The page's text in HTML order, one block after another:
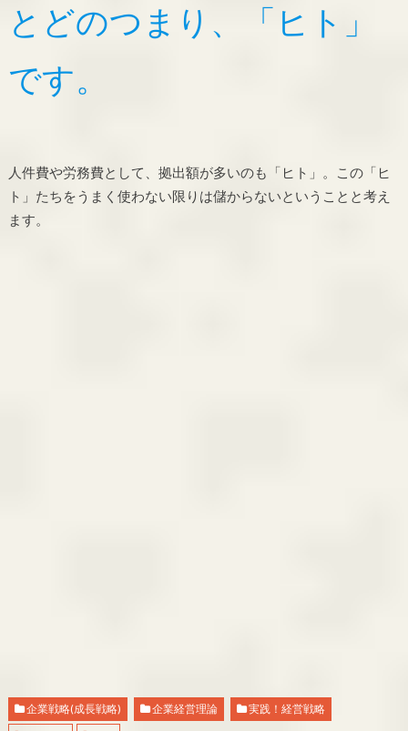
とどのつまり、「ヒト」
です。
人件費や労務費として、拠出額が多いのも「ヒト」。この「ヒ
ト」たちをうまく使わない限りは儲からないということと考え
ます。
企業戦略(成長戦略) 企業経営理論
実践！経営戦略